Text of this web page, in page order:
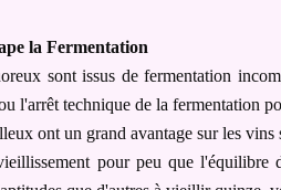
la Fermentation
sont issus de fermentation
l'arrêt technique de la fermentation
ont un grand avantage sur les
pour peu que